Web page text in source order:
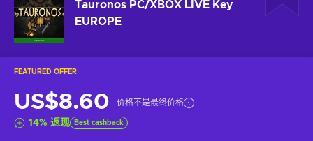
Tauronos PC/XBOX LIVE Key
EUROPE
FEATURED OFFER
US$8.60 价格不是最终价格
14% 返现 Best cashback